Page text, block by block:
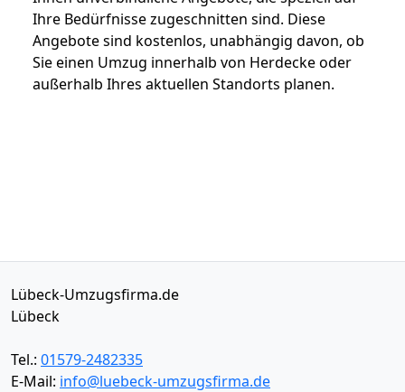
Ihre Bedürfnisse zugeschnitten sind. Diese
Angebote sind kostenlos, unabhängig davon, ob
Sie einen Umzug innerhalb von Herdecke oder
außerhalb Ihres aktuellen Standorts planen.
Lübeck-Umzugsfirma.de
Lübeck
Tel.: 01579-2482335
E-Mail: info@luebeck-umzugsfirma.de